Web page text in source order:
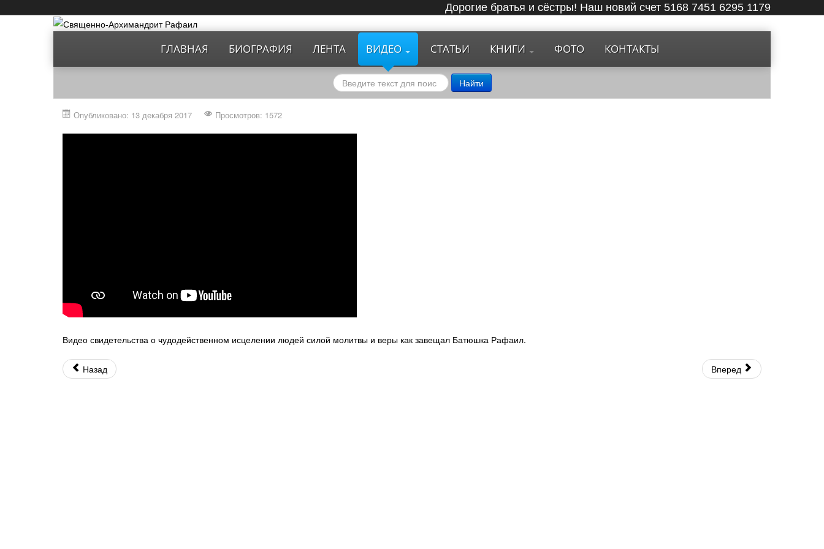
Дорогие братья и сёстры! Наш новий счет 5168 7451 6295 1179
ГЛАВНАЯ БИОГРАФИЯ ЛЕНТА ВИДЕО СТАТЬИ КНИГИ ФОТО КОНТАКТЫ
Поиск
по
Найти
Опубликовано: 13 декабря 2017 Просмотров: 1572
Видео свидетельства о чудодейственном исцелении людей силой молитвы и веры как завещал Батюшка Рафаил.
Назад Вперед